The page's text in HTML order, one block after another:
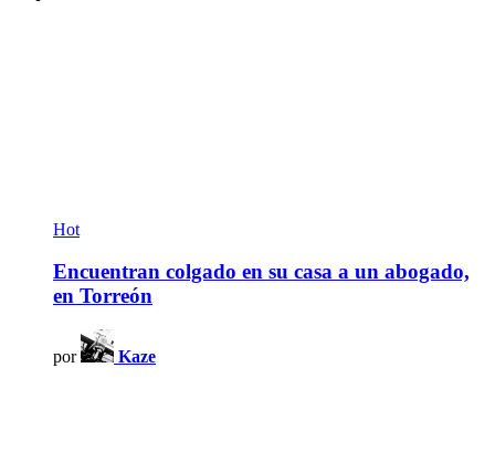
Hot
Encuentran colgado en su casa a un abogado,
en Torreón
por Kaze